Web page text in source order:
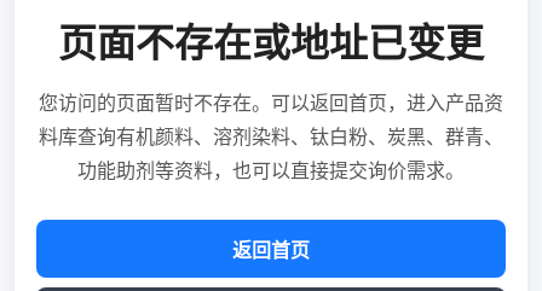
页面不存在或地址已变更
您访问的页面暂时不存在。可以返回首页，进入产品资
料库查询有机颜料、溶剂染料、钛白粉、炭黑、群青、
功能助剂等资料，也可以直接提交询价需求。
返回首页